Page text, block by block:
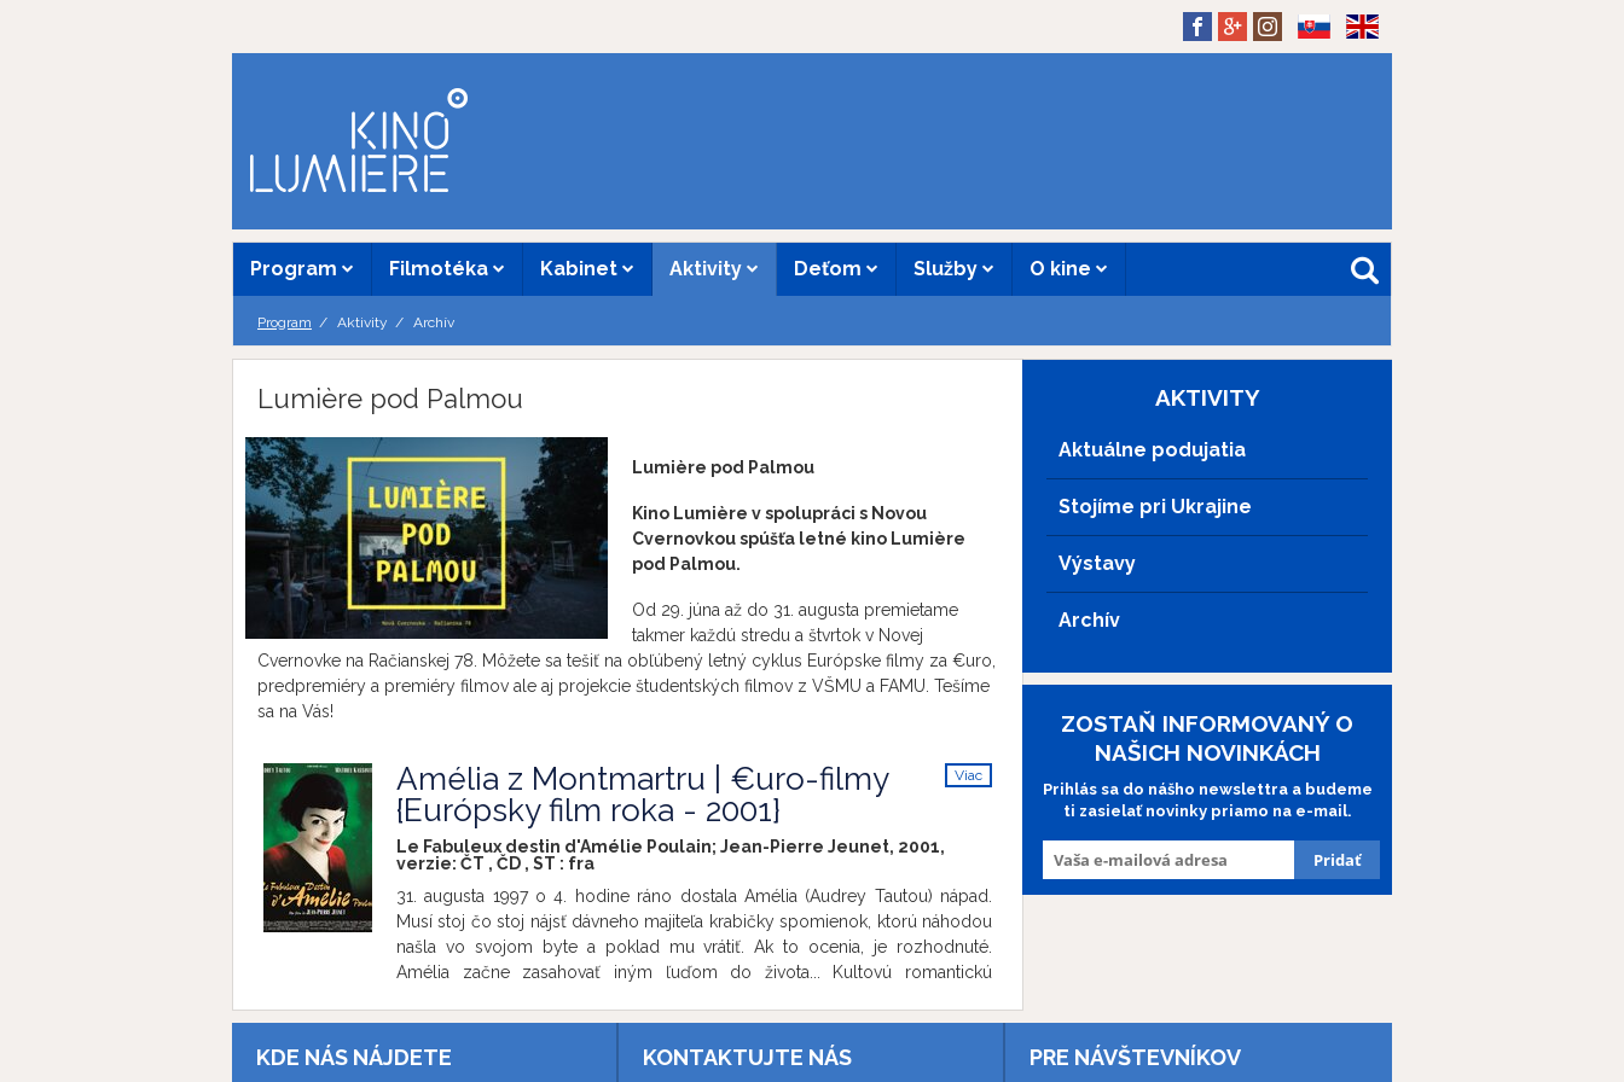
Program Filmotéka Kabinet Aktivity Deťom Služby O kine
Program Aktivity Archív
Lumière pod Palmou
Lumière pod Palmou
Kino Lumière v spolupráci s Novou
Cvernovkou spúšťa letné kino Lumière
pod Palmou.
Od 29. júna až do 31. augusta premietame
takmer každú stredu a štvrtok v Novej
Cvernovke na Račianskej 78. Môžete sa tešiť na obľúbený letný cyklus Európske filmy za €uro,
predpremiéry a premiéry filmov ale aj projekcie študentských filmov z VŠMU a FAMU. Tešíme
sa na Vás!
Viac
Amélia z Montmartru | €uro-filmy
{Európsky film roka - 2001}
Le Fabuleux destin d'Amélie Poulain; Jean-Pierre Jeunet, 2001,
verzie: ČT , ČD , ST : fra
31. augusta 1997 o 4. hodine ráno dostala Amélia (Audrey Tautou) nápad.
Musí stoj čo stoj nájsť dávneho majiteľa krabičky spomienok, ktorú náhodou
našla vo svojom byte a poklad mu vrátiť. Ak to ocenia, je rozhodnuté.
Amélia začne zasahovať iným ľuďom do života... Kultovú romantickú
a pôvabu milióny divákov po celom svete. Film o drobných, ale o to
dôležitejších radostiach, ktorý získal množstvo prestížnych filmových
AKTIVITY
Aktuálne podujatia
Stojíme pri Ukrajine
Výstavy
Archív
ZOSTAŇ INFORMOVANÝ O
NAŠICH NOVINKÁCH
Prihlás sa do nášho newslettra a budeme
ti zasielať novinky priamo na e-mail.
KDE NÁS NÁJDETE KONTAKTUJTE NÁS PRE NÁVŠTEVNÍKOV